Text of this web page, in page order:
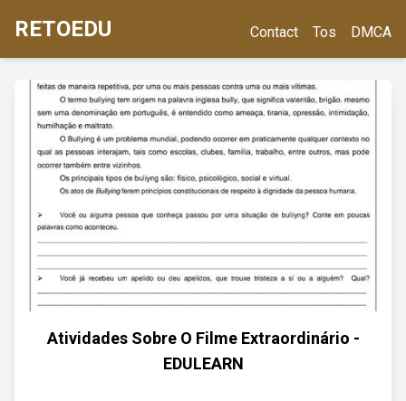
RETOEDU Contact Tos DMCA
Atividades Sobre O Filme Extraordinário -
EDULEARN